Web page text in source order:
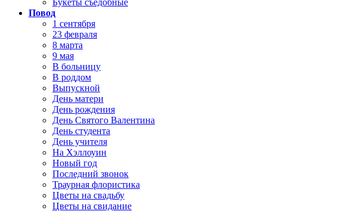
Букеты съедобные
Повод
1 сентября
23 февраля
8 марта
9 мая
В больницу
В роддом
Выпускной
День матери
День рождения
День Святого Валентина
День студента
День учителя
На Хэллоуин
Новый год
Последний звонок
Траурная флористика
Цветы на свадьбу
Цветы на свидание